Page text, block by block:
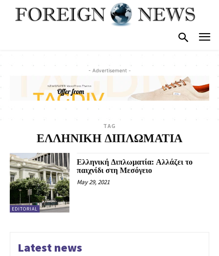
- Advertisement -
TAG
ΕΛΛΗΝΙΚΗ ΔΙΠΛΩΜΑΤΙΑ
EDITORIAL
Ελληνική Διπλωματία: Αλλάζει το
παιχνίδι στη Μεσόγειο
May 29, 2021
Latest news